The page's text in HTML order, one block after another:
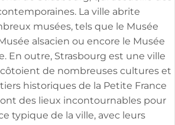
La ville abrite
musées, tels que le Musée
alsacien ou encore le Musée
En outre, Strasbourg est une ville
de nombreuses cultures et
historiques de la Petite France
des lieux incontournables pour
typique de la ville, avec leurs